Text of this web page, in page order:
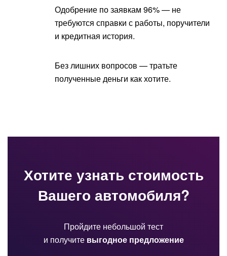
Одобрение по заявкам 96% — не
требуются справки с работы, поручители
и кредитная история.
Без лишних вопросов — тратьте
полученные деньги как хотите.
Хотите узнать стоимость
Вашего автомобиля?
Пройдите небольшой тест
и получите выгодное предложение